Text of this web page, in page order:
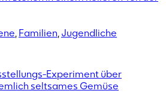
Familien Jugendliche
Experiment über
seltsames Gemüse